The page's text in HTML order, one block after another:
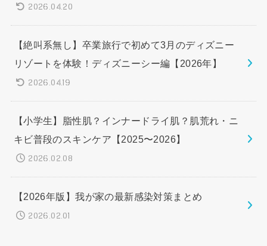
2026.04.20
【絶叫系無し】卒業旅行で初めて3月のディズニー
リゾートを体験！ディズニーシー編【2026年】
2026.04.19
【小学生】脂性肌？インナードライ肌？肌荒れ・ニ
キビ普段のスキンケア【2025〜2026】
2026.02.08
【2026年版】我が家の最新感染対策まとめ
2026.02.01